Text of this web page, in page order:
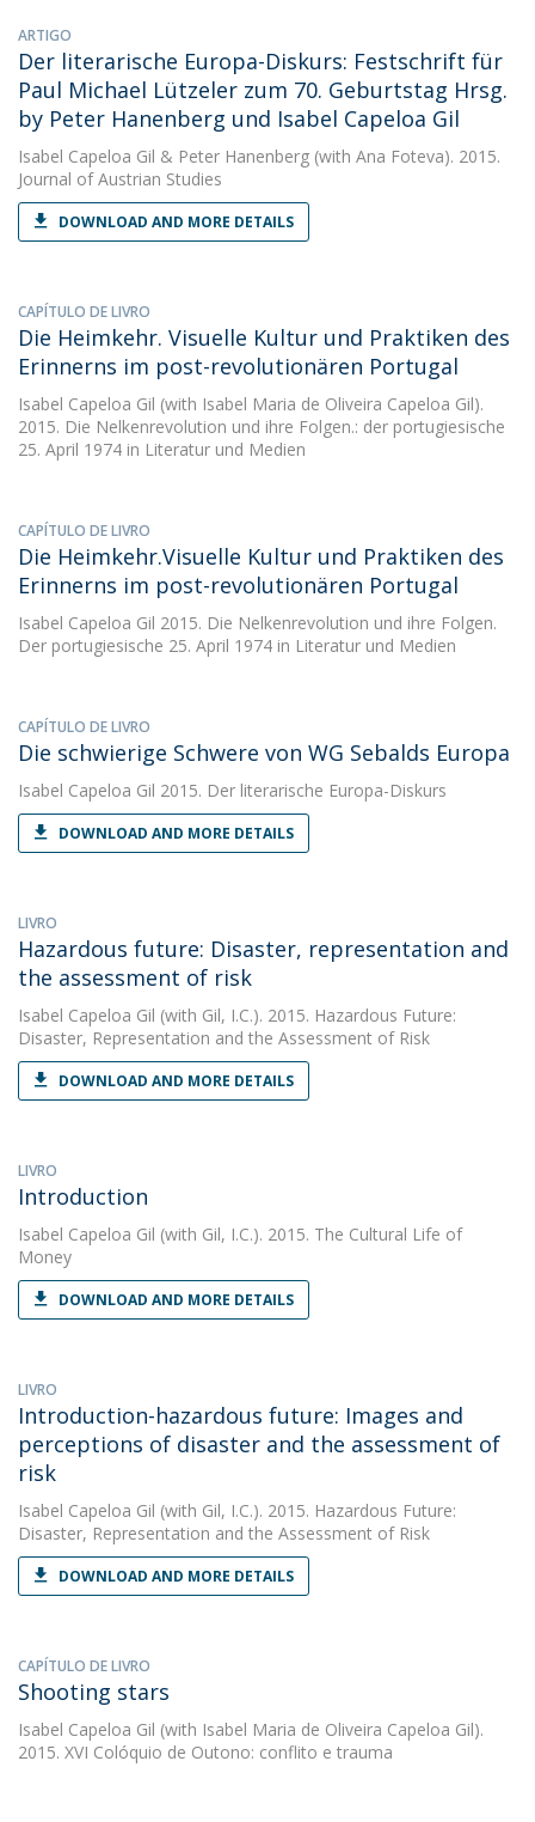
ARTIGO
Der literarische Europa-Diskurs: Festschrift für
Paul Michael Lützeler zum 70. Geburtstag Hrsg.
by Peter Hanenberg und Isabel Capeloa Gil
Isabel Capeloa Gil & Peter Hanenberg (with Ana Foteva). 2015.
Journal of Austrian Studies
DOWNLOAD AND MORE DETAILS
CAPÍTULO DE LIVRO
Die Heimkehr. Visuelle Kultur und Praktiken des
Erinnerns im post-revolutionären Portugal
Isabel Capeloa Gil (with Isabel Maria de Oliveira Capeloa Gil).
2015. Die Nelkenrevolution und ihre Folgen.: der portugiesische
25. April 1974 in Literatur und Medien
CAPÍTULO DE LIVRO
Die Heimkehr.Visuelle Kultur und Praktiken des
Erinnerns im post-revolutionären Portugal
Isabel Capeloa Gil 2015. Die Nelkenrevolution und ihre Folgen.
Der portugiesische 25. April 1974 in Literatur und Medien
CAPÍTULO DE LIVRO
Die schwierige Schwere von WG Sebalds Europa
Isabel Capeloa Gil 2015. Der literarische Europa-Diskurs
DOWNLOAD AND MORE DETAILS
LIVRO
Hazardous future: Disaster, representation and
the assessment of risk
Isabel Capeloa Gil (with Gil, I.C.). 2015. Hazardous Future:
Disaster, Representation and the Assessment of Risk
DOWNLOAD AND MORE DETAILS
LIVRO
Introduction
Isabel Capeloa Gil (with Gil, I.C.). 2015. The Cultural Life of
Money
DOWNLOAD AND MORE DETAILS
LIVRO
Introduction-hazardous future: Images and
perceptions of disaster and the assessment of
risk
Isabel Capeloa Gil (with Gil, I.C.). 2015. Hazardous Future:
Disaster, Representation and the Assessment of Risk
DOWNLOAD AND MORE DETAILS
CAPÍTULO DE LIVRO
Shooting stars
Isabel Capeloa Gil (with Isabel Maria de Oliveira Capeloa Gil).
2015. XVI Colóquio de Outono: conflito e trauma